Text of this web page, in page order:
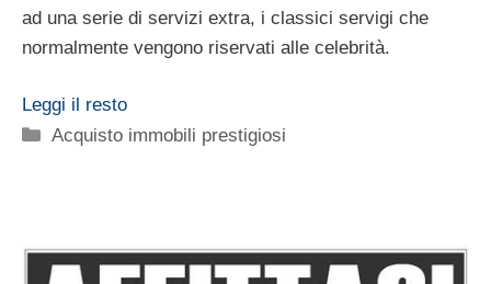
ad una serie di servizi extra, i classici servigi che
normalmente vengono riservati alle celebrità.
Leggi il resto
Categorie
Acquisto immobili prestigiosi